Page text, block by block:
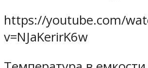
https://youtube.com/
v=NJaKerirK6w